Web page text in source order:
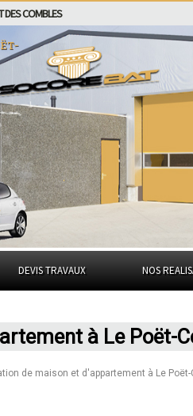
DES COMBLES
DEVIS TRAVAUX NOS
à Le Poët-
de maison et d'appartement à Le Poët-